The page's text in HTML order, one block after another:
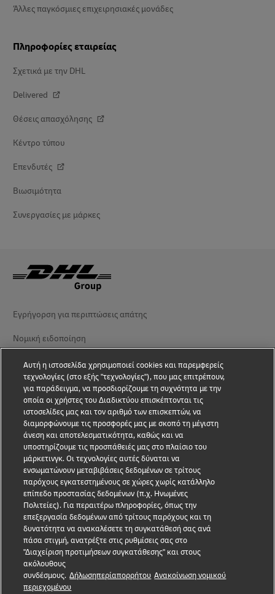
Άλλες παγκόσμιες επιχειρησιακές μονάδες
Πληροφορίες εταιρείας
Σχετικά με την DHL
Delivered
Θέσεις απασχόλησης
Κέντρο τύπου
Επενδυτές
Βιωσιμότητα
Συνεργασίες με μάρκες
Εγρήγορση για περιπτώσεις απάτης
Νομική ειδοποίηση
Όροι χρήσης
Προστασία δεδομένων
Προσβασιμότητα
Επιπλέον Πληροφορίες
Ρυθμίσεις cookies
Ακολουθήστε μας
Αυτή η ιστοσελίδα χρησιμοποιεί cookies και παρεμφερείς
τεχνολογίες (στο εξής "τεχνολογίες"), που μας επιτρέπουν,
για παράδειγμα, να προσδιορίζουμε τη συχνότητα με την
οποία οι χρήστες του Διαδικτύου επισκέπτονται τις
ιστοσελίδες μας και τον αριθμό των επισκεπτών, να
διαμορφώνουμε τις προσφορές μας με σκοπό τη μέγιστη
άνεση και αποτελεσματικότητα, καθώς και να
υποστηρίζουμε τις προσπάθειές μας στο πλαίσιο του
μάρκετινγκ. Οι τεχνολογίες αυτές δύναται να
ενσωματώνουν μεταβιβάσεις δεδομένων σε τρίτους
παρόχους εγκατεστημένους σε χώρες χωρίς κατάλληλο
επίπεδο προστασίας δεδομένων (π.χ. Ηνωμένες
Πολιτείες). Για περαιτέρω πληροφορίες, όπως την
επεξεργασία δεδομένων από τρίτους παρόχους και τη
δυνατότητα να ανακαλέσετε τη συγκατάθεσή σας ανά
πάσα στιγμή, ανατρέξτε στις ρυθμίσεις σας στο
"Διαχείριση προτιμήσεων συγκατάθεσης" και στους
ακόλουθους
συνδέσμους. Δήλωσηπερίαπορρήτου Ανακοίνωση νομικού
περιεχομένου